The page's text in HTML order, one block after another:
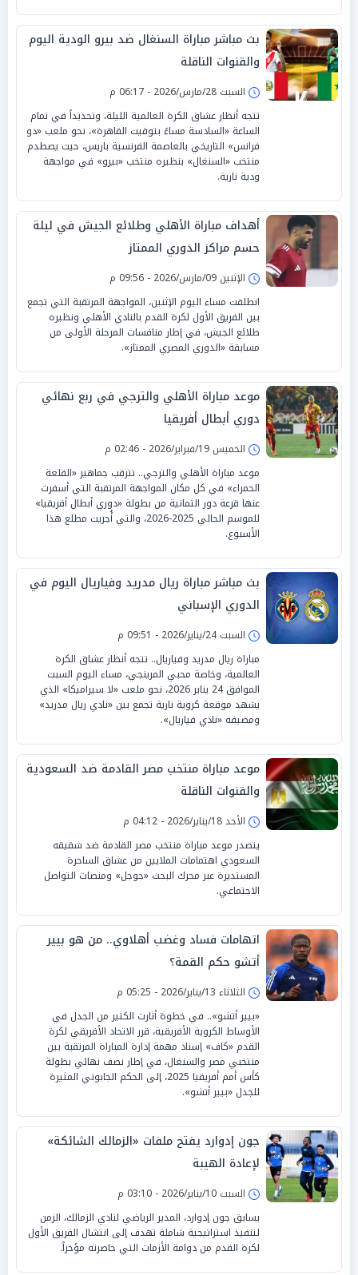
بث مباشر مباراة السنغال ضد بيرو الودية اليوم
والقنوات الناقلة
السبت 28/مارس/2026 - 06:17 م
تتجه أنظار عشاق الكرة العالمية الليلة، وتحديداً في تمام
الساعة «السادسة مساءً بتوقيت القاهرة»، نحو ملعب «دو
فرانس» التاريخي بالعاصمة الفرنسية باريس، حيث يصطدم
منتخب «السنغال» بنظيره منتخب «بيرو» في مواجهة
ودية نارية.
أهداف مباراة الأهلي وطلائع الجيش في ليلة
حسم مراكز الدوري الممتاز
الإثنين 09/مارس/2026 - 09:56 م
انطلقت مساء اليوم الإثنين، المواجهة المرتقبة التي تجمع
بين الفريق الأول لكرة القدم بالنادي الأهلي ونظيره
طلائع الجيش، في إطار منافسات المرحلة الأولى من
مسابقة «الدوري المصري الممتاز».
موعد مباراة الأهلي والترجي في ربع نهائي
دوري أبطال أفريقيا
الخميس 19/فبراير/2026 - 02:46 م
موعد مباراة الأهلي والترجي.. تترقب جماهير «القلعة
الحمراء» في كل مكان المواجهة المرتقبة التي أسفرت
عنها قرعة دور الثمانية من بطولة «دوري أبطال أفريقيا»
للموسم الحالي 2025-2026، والتي أُجريت مطلع هذا
الأسبوع.
بث مباشر مباراة ريال مدريد وفياريال اليوم في
الدوري الإسباني
السبت 24/يناير/2026 - 09:51 م
مباراة ريال مدريد وفياريال.. تتجه أنظار عشاق الكرة
العالمية، وخاصة محبي المرينجي، مساء اليوم السبت
الموافق 24 يناير 2026، نحو ملعب «لا سيراميكا» الذي
يشهد موقعة كروية نارية تجمع بين «نادي ريال مدريد»
ومضيفه «نادي فياريال».
موعد مباراة منتخب مصر القادمة ضد السعودية
والقنوات الناقلة
الأحد 18/يناير/2026 - 04:12 م
يتصدر موعد مباراة منتخب مصر القادمة ضد شقيقه
السعودي اهتمامات الملايين من عشاق الساحرة
المستديرة عبر محرك البحث «جوجل» ومنصات التواصل
الاجتماعي.
اتهامات فساد وغضب أهلاوي.. من هو بيير
أتشو حكم القمة؟
الثلاثاء 13/يناير/2026 - 05:25 م
«بيير أتشو».. في خطوة أثارت الكثير من الجدل في
الأوساط الكروية الأفريقية، قرر الاتحاد الأفريقي لكرة
القدم «كاف» إسناد مهمة إدارة المباراة المرتقبة بين
منتخبي مصر والسنغال، في إطار نصف نهائي بطولة
كأس أمم أفريقيا 2025، إلى الحكم الجابوني المثيرة
للجدل «بيير أتشو».
جون إدوارد يفتح ملفات «الزمالك الشائكة»
لإعادة الهيبة
السبت 10/يناير/2026 - 03:10 م
يسابق جون إدوارد، المدير الرياضي لنادي الزمالك، الزمن
لتنفيذ استراتيجية شاملة تهدف إلى انتشال الفريق الأول
لكرة القدم من دوامة الأزمات التي حاصرته مؤخراً.